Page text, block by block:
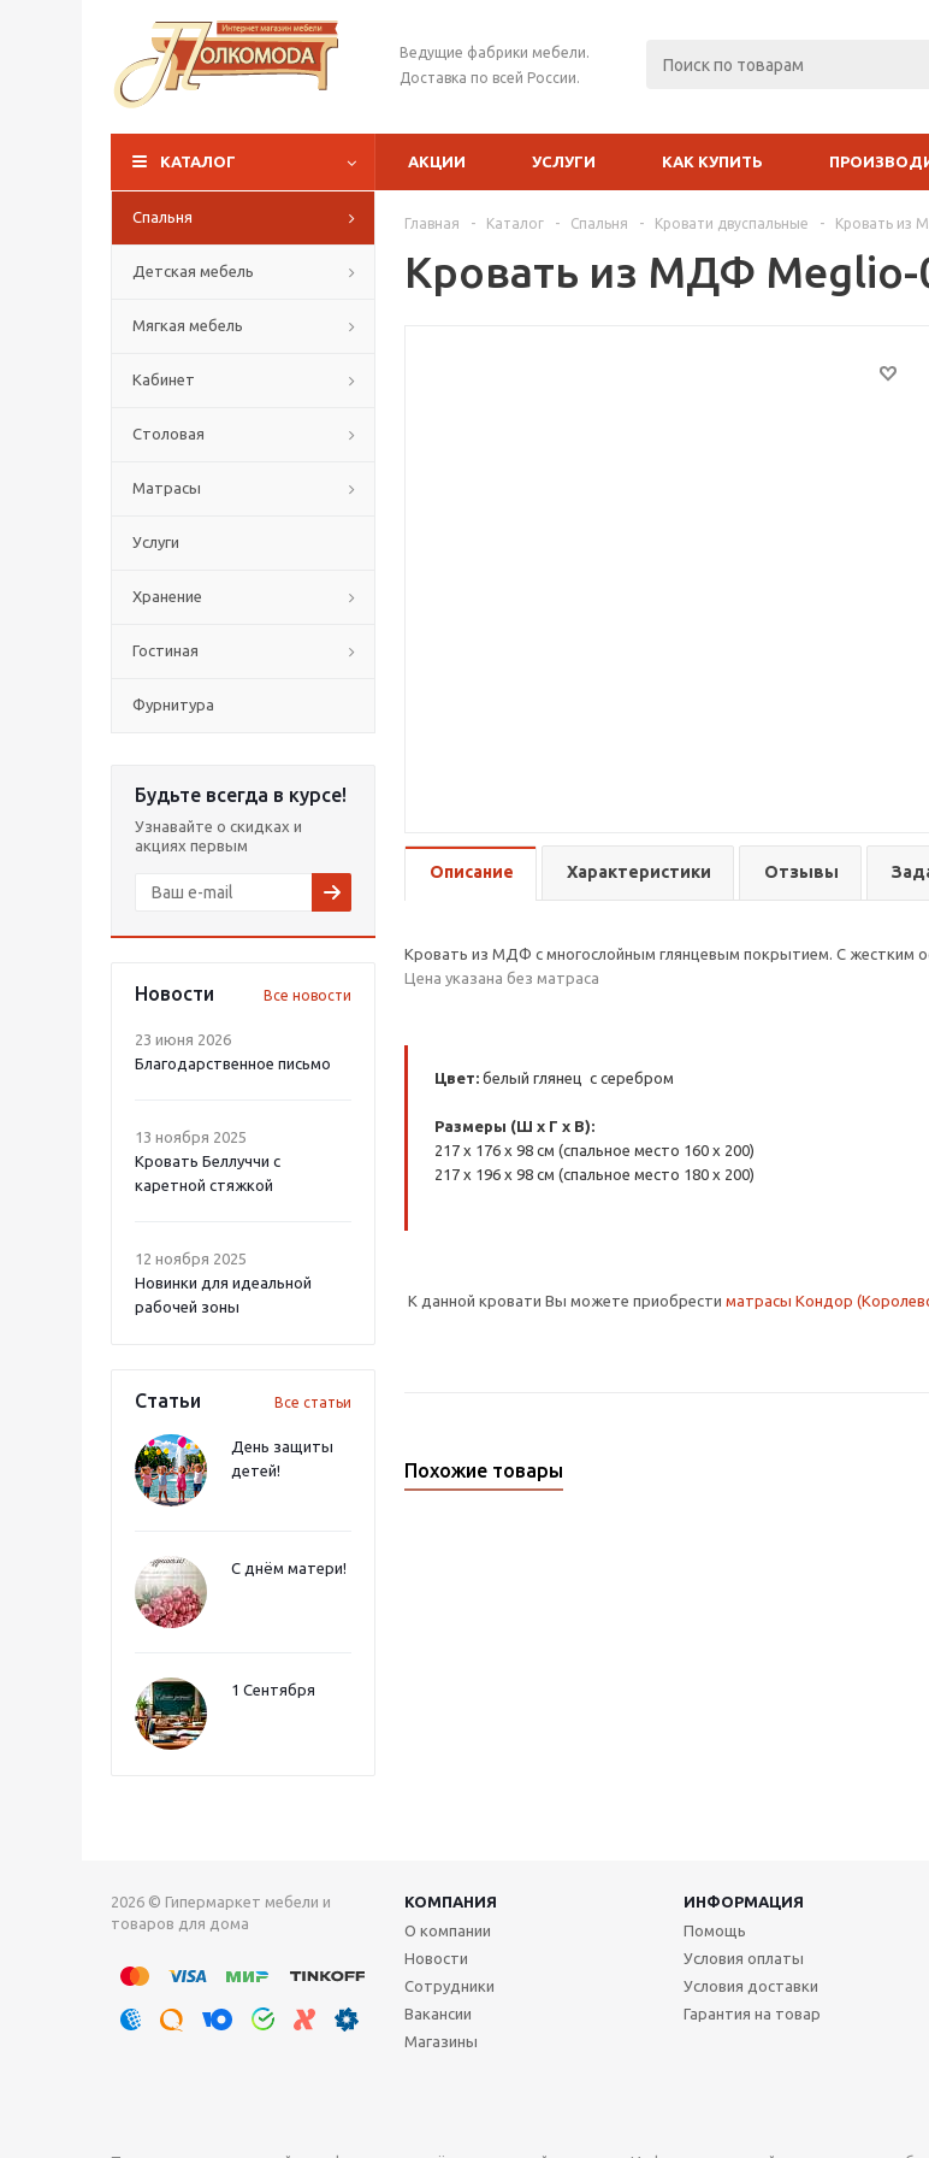
Ведущие фабрики мебели.
Доставка по всей России.
КАТАЛОГ АКЦИИ УСЛУГИ КАК КУПИТЬ
Спальня
Детская мебель
Мягкая мебель
Кабинет
Столовая
Матрасы
Услуги
Хранение
Гостиная
Фурнитура
Будьте всегда в курсе!
Узнавайте о скидках и
акциях первым
Новости Все новости
23 июня 2026
Благодарственное письмо
13 ноября 2025
Кровать Беллуччи с
каретной стяжкой
12 ноября 2025
Новинки для идеальной
рабочей зоны
Статьи Все статьи
День защиты
детей!
С днём матери!
1 Сентября
Главная - Каталог - Спальня - Кровати двуспальные - Кровать из
Кровать из МДФ Meglio-
Описание Характеристики Отзывы
Кровать из МДФ с многослойным глянцевым покрытием. С жестким
Цена указана без матраса
Цвет: белый глянец с серебром
Размеры (Ш x Г x В):
217 x 176 x 98 см (cпальное место 160 x 200)
217 x 196 x 98 см (cпальное место 180 x 200)
К данной кровати Вы можете приобрести матрасы Кондор
Похожие товары
2026 © Гипермаркет мебели и
товаров для дома
КОМПАНИЯ ИНФОРМАЦИЯ
О компании
Новости
Сотрудники
Вакансии
Магазины
Помощь
Условия оплаты
Условия доставки
Гарантия на товар